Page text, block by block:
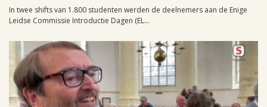
In twee shifts van 1.800 studenten werden de deelnemers aan de Enige
Leidse Commissie Introductie Dagen (EL...